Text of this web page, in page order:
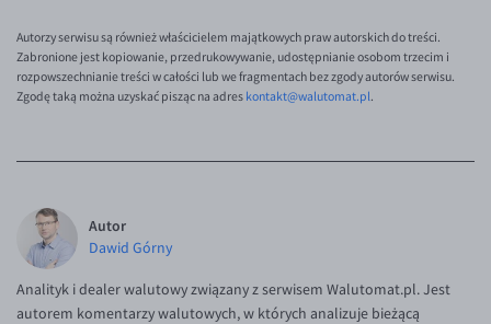
Autorzy serwisu są również właścicielem majątkowych praw autorskich do treści.
Zabronione jest kopiowanie, przedrukowywanie, udostępnianie osobom trzecim i
rozpowszechnianie treści w całości lub we fragmentach bez zgody autorów serwisu.
Zgodę taką można uzyskać pisząc na adres kontakt@walutomat.pl.
Autor
Dawid Górny
Analityk i dealer walutowy związany z serwisem Walutomat.pl. Jest
autorem komentarzy walutowych, w których analizuje bieżącą